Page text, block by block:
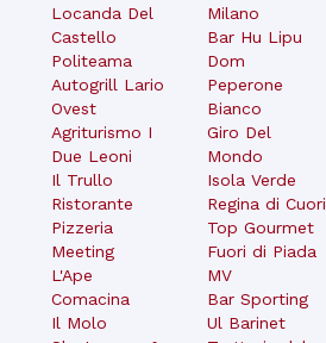
Locanda Del
Castello
Politeama
Autogrill Lario
Ovest
Agriturismo I
Due Leoni
Il Trullo
Ristorante
Pizzeria
Meeting
L'Ape
Comacina
Il Molo
Milano
Bar Hu Lipu
Dom
Peperone
Bianco
Giro Del
Mondo
Isola Verde
Regina di Cuori
Top Gourmet
Fuori di Piada
MV
Bar Sporting
Ul Barinet